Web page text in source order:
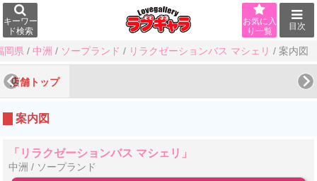
キーワー
ド検索
目次
お気に入
り一覧
岡県 / 中洲 / ソープランド / リラクゼーションバス マシェリ / 案内図
店舗トップ
案内図
「リラクゼーションバス マシェリ」
中洲 / ソープランド